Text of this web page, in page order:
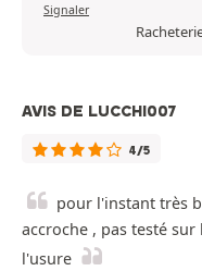
Signaler
AVIS DE LUCCHI007
4/5
pour l'instant très
accroche , pas testé
l'usure